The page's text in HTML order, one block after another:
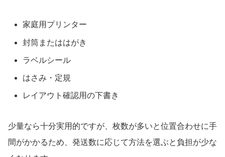
家庭用プリンター
封筒またははがき
ラベルシール
はさみ・定規
レイアウト確認用の下書き
少量なら十分実用的ですが、枚数が多いと位置合わせに手
間がかかるため、発送数に応じて方法を選ぶと負担が少な